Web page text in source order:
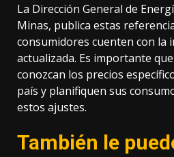
La Dirección General de
Minas, publica estas
consumidores cuenten con la
actualizada. Es importante
conozcan los precios
país y planifiquen sus
estos ajustes.
También le